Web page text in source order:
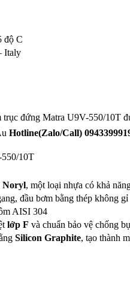
độ C
Italy
trục đứng Matra U9V-550/10T
Hotline(Zalo/Call)
10T
Noryl, một loại nhựa có khả
đầu bơm bằng thép không gỉ
AISI 304
lớp F và chuẩn bảo vệ chống
Silicon Graphite, tạo thành